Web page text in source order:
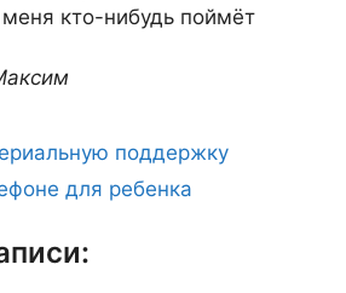
кто-нибудь поймёт
поддержку
для ребенка